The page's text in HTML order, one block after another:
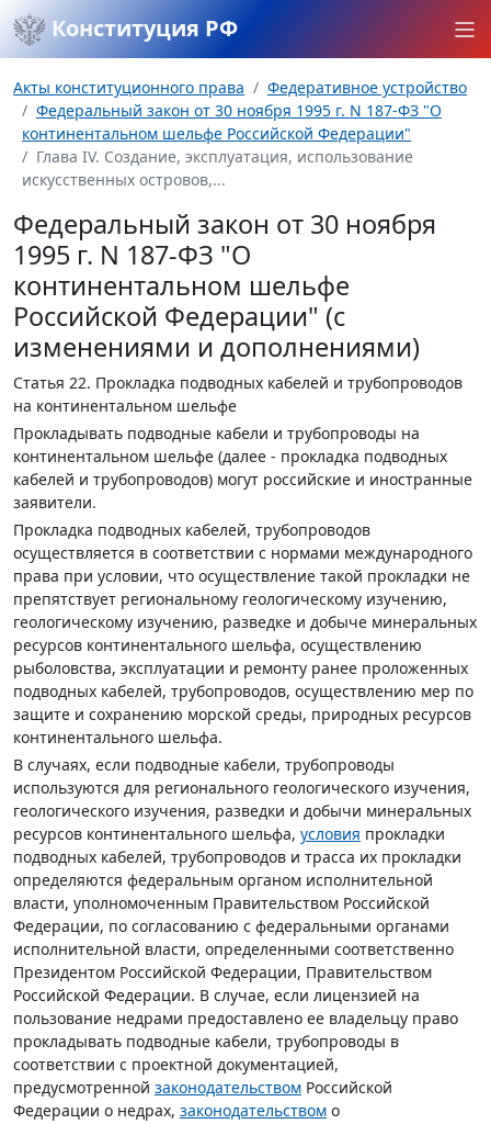
Конституция РФ
Акты конституционного права
Федеративное устройство
Федеральный закон от 30 ноября 1995 г. N 187-ФЗ "О
континентальном шельфе Российской Федерации"
Глава IV. Создание, эксплуатация, использование
искусственных островов,...
Федеральный закон от 30 ноября
1995 г. N 187-ФЗ "О
континентальном шельфе
Российской Федерации" (с
изменениями и дополнениями)
Статья 22. Прокладка подводных кабелей и трубопроводов
на континентальном шельфе
Прокладывать подводные кабели и трубопроводы на
континентальном шельфе (далее - прокладка подводных
кабелей и трубопроводов) могут российские и иностранные
заявители.
Прокладка подводных кабелей, трубопроводов
осуществляется в соответствии с нормами международного
права при условии, что осуществление такой прокладки не
препятствует региональному геологическому изучению,
геологическому изучению, разведке и добыче минеральных
ресурсов континентального шельфа, осуществлению
рыболовства, эксплуатации и ремонту ранее проложенных
подводных кабелей, трубопроводов, осуществлению мер по
защите и сохранению морской среды, природных ресурсов
континентального шельфа.
В случаях, если подводные кабели, трубопроводы
используются для регионального геологического изучения,
геологического изучения, разведки и добычи минеральных
ресурсов континентального шельфа, условия прокладки
подводных кабелей, трубопроводов и трасса их прокладки
определяются федеральным органом исполнительной
власти, уполномоченным Правительством Российской
Федерации, по согласованию с федеральными органами
исполнительной власти, определенными соответственно
Президентом Российской Федерации, Правительством
Российской Федерации. В случае, если лицензией на
пользование недрами предоставлено ее владельцу право
прокладывать подводные кабели, трубопроводы в
соответствии с проектной документацией,
предусмотренной законодательством Российской
Федерации о недрах, законодательством о